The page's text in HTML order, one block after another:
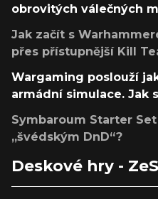
obrovitých válečných
Jak začít s
přes přístupnější Kill
Wargaming poslouží
armádní simulace. Jak
Symbaroum Starter
„švédským DnD“?
Deskové hry -